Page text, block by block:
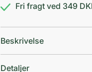
antalFri fragt ved 349
Beskrivelse
Detaljer